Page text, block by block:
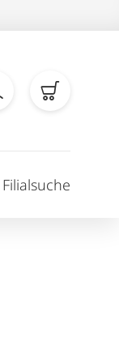
Filialsuche